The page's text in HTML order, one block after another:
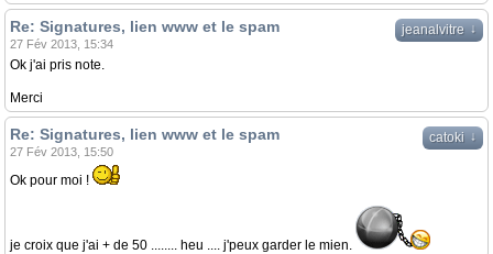
jeanalvitre ↓
Re: Signatures, lien www et le spam
27 Fév 2013, 15:34
Ok j'ai pris note.
Merci
catoki ↓
Re: Signatures, lien www et le spam
27 Fév 2013, 15:50
Ok pour moi !
je croix que j'ai + de 50 ........ heu .... j'peux garder le mien.